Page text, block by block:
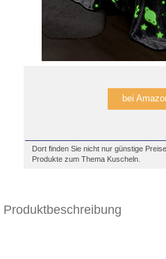
bei
Dort finden Sie nicht nur günstige
Produkte zum Thema Kuscheln.
Produktbeschreibung